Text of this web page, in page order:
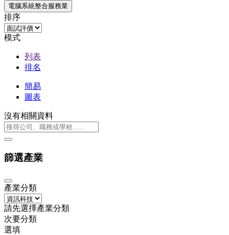
電腦系統整合服務業
排序
模式
列表
排名
簡易
圖表
沒有相關資料
篩選產業
產業分類
請先選擇產業分類
次要分類
選填